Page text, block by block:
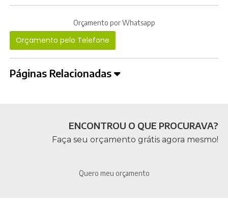
Orçamento por Whatsapp
Orçamento pelo Telefone
Páginas Relacionadas
ENCONTROU O QUE PROCURAVA?
Faça seu orçamento grátis agora mesmo!
Quero meu orçamento